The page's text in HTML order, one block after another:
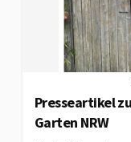
Presseartikel
Garten NRW